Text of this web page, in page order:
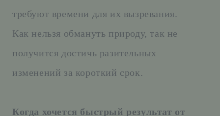
требуют времени для их вызревания.
Как нельзя обмануть природу, так не
получится достичь разительных
изменений за короткий срок.
Когда хочется быстрый результат от